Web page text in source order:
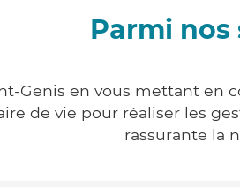
Parmi nos
Genis en vous mettant en
de vie pour réaliser les
rassurante la